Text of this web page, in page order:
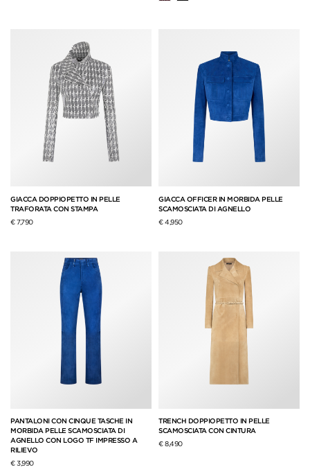
GIACCA DOPPIOPETTO IN PELLE
TRAFORATA CON STAMPA
€ 7,790
GIACCA OFFICER IN MORBIDA PELLE
SCAMOSCIATA DI AGNELLO
€ 4,950
PANTALONI CON CINQUE TASCHE IN
MORBIDA PELLE SCAMOSCIATA DI
AGNELLO CON LOGO TF IMPRESSO A
RILIEVO
€ 3,990
TRENCH DOPPIOPETTO IN PELLE
SCAMOSCIATA CON CINTURA
€ 8,490